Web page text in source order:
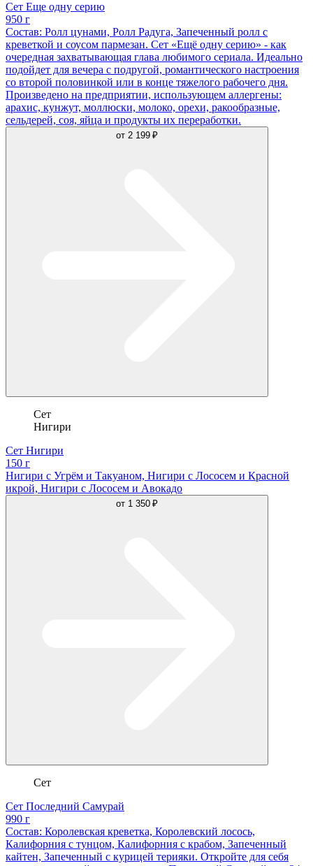
Сет Еще одну серию
950 г
Состав: Ролл цунами, Ролл Радуга, Запеченный ролл с
креветкой и соусом пармезан. Сет «Ещё одну серию» - как
очередная захватывающая глава любимого сериала. Идеально
подойдет для вечера с подругой, романтического настроения
со второй половинкой или в конце тяжелого рабочего дня.
Произведено на предприятии, использующем аллергены:
арахис, кунжут, моллюски, молоко, орехи, ракообразные,
сельдерей, соя, яйца и продукты их переработки.
от 2 199 ₽
Сет
Нигири
Сет Нигири
150 г
Нигири с Угрём и Такуаном, Нигири с Лососем и Красной
икрой, Нигири с Лососем и Авокадо
от 1 350 ₽
Сет
Сет Последний Самурай
990 г
Состав: Королевская креветка, Королевский лосось,
Калифорния с тунцом, Калифорния с крабом, Запеченный
кайтен, Запеченный с курицей терияки. Откройте для себя